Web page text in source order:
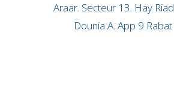
Araar. Secteur 13. Hay
Dounia A. App 9